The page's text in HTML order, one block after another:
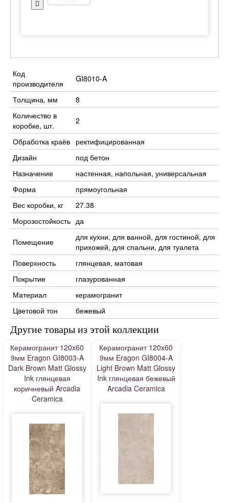
Код
производителя
GI8010-A
Толщина, мм
8
Количество в
коробке, шт.
2
Обработка краёв ректифицированная
Дизайн
под бетон
Назначение
настенная, напольная, универсальная
Форма
прямоугольная
Вес коробки, кг
27.38
Морозостойкость да
Помещение
для кухни, для ванной, для гостиной, для
прихожей, для спальни, для туалета
Поверхность
глянцевая, матовая
Покрытие
глазурованная
Материал
керамогранит
Цветовой тон
бежевый
Другие товары из этой коллекции
Керамогранит 120x60
9мм Eragon GI8003-A
Dark Brown Matt Glossy
Ink глянцевая
коричневый Arcadia
Ceramica
Керамогранит 120x60
9мм Eragon GI8004-A
Light Brown Matt Glossy
Ink глянцевая бежевый
Arcadia Ceramica